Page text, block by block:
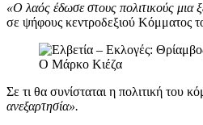
«Ο λαός έδωσε στους πολιτικούς μια
σε ψήφους κεντροδεξιού Κόμματος
Ο Μάρκο Κιέζα
Σε τι θα συνίσταται η πολιτική του
ανεξαρτησία».